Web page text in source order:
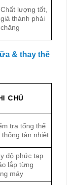
Chất lượng tốt,
giá thành phải
chăng
& thay thế
CHÚ
tra tổng thể
thống tản nhiệt
độ phức tạp
lắp từng
máy